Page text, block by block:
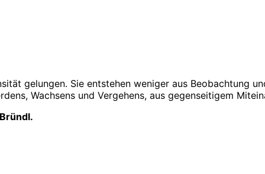
gelungen. Sie entstehen weniger aus Beobachtung
Wachsens und Vergehens, aus gegenseitigem